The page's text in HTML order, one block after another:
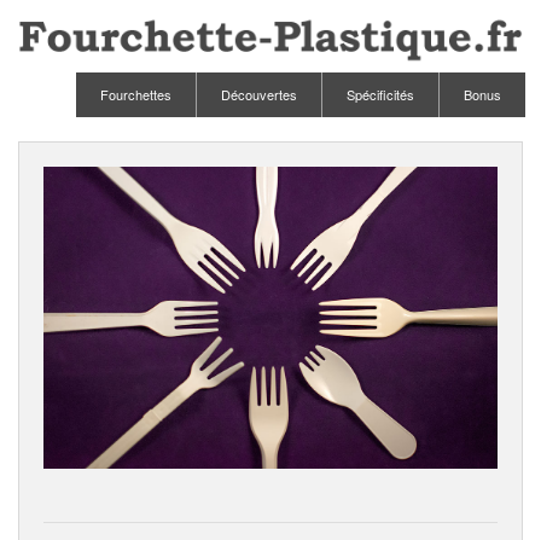
Fourchettes Découvertes Spécificités Bonus